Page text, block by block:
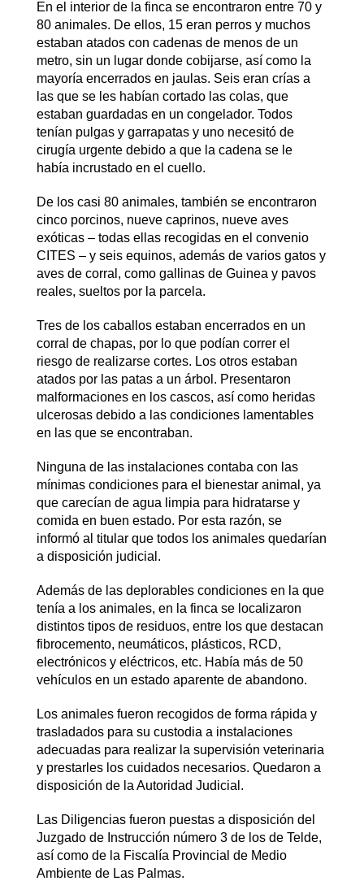
En el interior de la finca se encontraron entre 70 y
80 animales. De ellos, 15 eran perros y muchos
estaban atados con cadenas de menos de un
metro, sin un lugar donde cobijarse, así como la
mayoría encerrados en jaulas. Seis eran crías a
las que se les habían cortado las colas, que
estaban guardadas en un congelador. Todos
tenían pulgas y garrapatas y uno necesitó de
cirugía urgente debido a que la cadena se le
había incrustado en el cuello.
De los casi 80 animales, también se encontraron
cinco porcinos, nueve caprinos, nueve aves
exóticas – todas ellas recogidas en el convenio
CITES – y seis equinos, además de varios gatos y
aves de corral, como gallinas de Guinea y pavos
reales, sueltos por la parcela.
Tres de los caballos estaban encerrados en un
corral de chapas, por lo que podían correr el
riesgo de realizarse cortes. Los otros estaban
atados por las patas a un árbol. Presentaron
malformaciones en los cascos, así como heridas
ulcerosas debido a las condiciones lamentables
en las que se encontraban.
Ninguna de las instalaciones contaba con las
mínimas condiciones para el bienestar animal, ya
que carecían de agua limpia para hidratarse y
comida en buen estado. Por esta razón, se
informó al titular que todos los animales quedarían
a disposición judicial.
Además de las deplorables condiciones en la que
tenía a los animales, en la finca se localizaron
distintos tipos de residuos, entre los que destacan
fibrocemento, neumáticos, plásticos, RCD,
electrónicos y eléctricos, etc. Había más de 50
vehículos en un estado aparente de abandono.
Los animales fueron recogidos de forma rápida y
trasladados para su custodia a instalaciones
adecuadas para realizar la supervisión veterinaria
y prestarles los cuidados necesarios. Quedaron a
disposición de la Autoridad Judicial.
Las Diligencias fueron puestas a disposición del
Juzgado de Instrucción número 3 de los de Telde,
así como de la Fiscalía Provincial de Medio
Ambiente de Las Palmas.